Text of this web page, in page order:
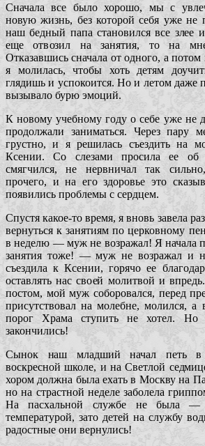
Сначала все было хорошо, мы с
новую жизнь, без которой себя уже не
наш бедный папа становился все злее
еще отвозил на занятия, то на
Отказавшись сначала от одного, а потом
я молилась, чтобы хоть детям
глядишь и успокоится. Но и летом даже
вызывало бурю эмоций.
К новому учебному году о себе уже не
продолжали заниматься. Через пару
грустно, и я решилась съездить на
Ксении. Со слезами просила ее
смягчился, не нервничал так
прочего, и на его здоровье это
появились проблемы с сердцем.
Спустя какое-то время, я вновь завела
вернуться к занятиям по церковному
в неделю — муж не возражал! Я начала
занятия тоже! — муж не возражал и
съездила к Ксении, горячо ее
оставлять нас своей молитвой и
постом, мой муж соборовался, перед
присутствовал на молебне, молился, а
порог Храма ступить не хотел. Но
закончились!
Сынок наш младший начал петь в
воскресной школе, и на Светлой
хором должна была ехать в Москву на
но на страстной неделе заболела
На пасхальной службе не была —
температурой, зато детей на службу
радостные они вернулись!